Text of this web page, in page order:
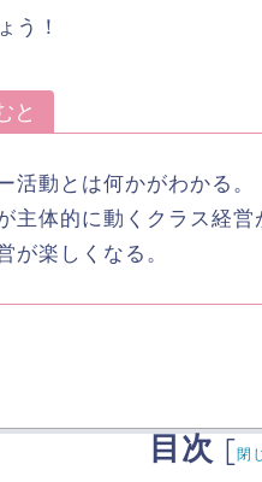
う！
と
活動とは何かがわかる。
主体的に動くクラス経営
が楽しくなる。
目次 [閉